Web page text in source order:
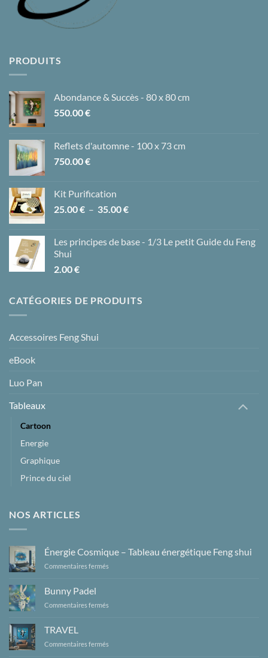
PRODUITS
Abondance & Succès - 80 x 80 cm
550.00€
Reflets d'automne - 100 x 73 cm
750.00€
Kit Purification
25.00€ – 35.00€Plage
25.00 €
Les principes de base - 1/3 Le petit Guide du Feng
Shui
2.00€
CATÉGORIES DE PRODUITS
Accessoires Feng Shui
eBook
Luo Pan
Tableaux
Cartoon
Energie
Graphique
Prince du ciel
NOS ARTICLES
Énergie Cosmique – Tableau énergétique Feng shui
Commentaires fermés
Tableau
Bunny Padel
Commentaires fermés
TRAVEL
Commentaires fermés